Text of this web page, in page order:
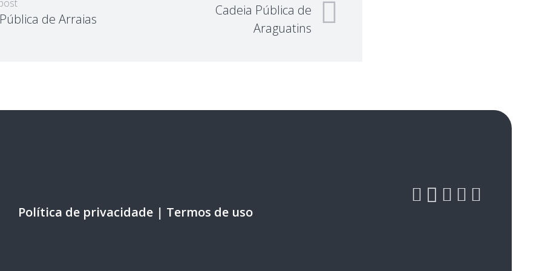
de Arraias
Cadeia Pública de
Araguatins
Política de privacidade| Termos de uso